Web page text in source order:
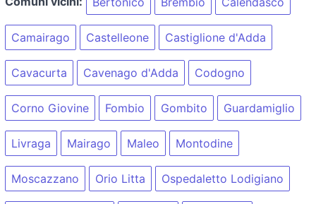
Camairago Castelleone Castiglione d'Adda
Cavacurta Cavenago d'Adda Codogno
Corno Giovine Fombio Gombito Guardamiglio
Livraga Mairago Maleo Montodine
Moscazzano Orio Litta Ospedaletto Lodigiano